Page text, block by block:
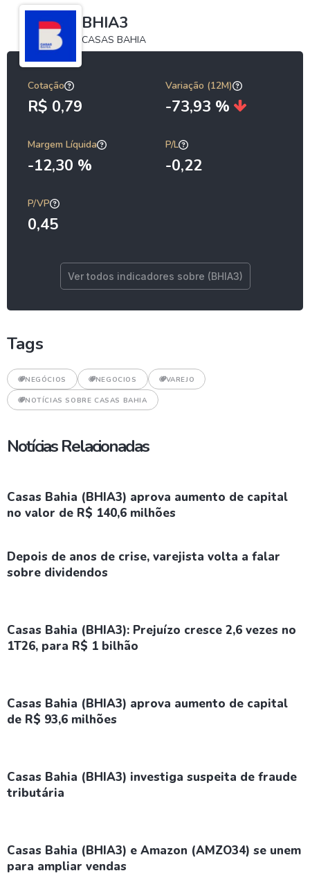
BHIA3
CASAS BAHIA
Cotação
R$ 0,79
Variação (12M)
-73,93 %
Margem Líquida
-12,30 %
P/L
-0,22
P/VP
0,45
Ver todos indicadores sobre (BHIA3)
Tags
NEGÓCIOS NEGOCIOS VAREJO
NOTÍCIAS SOBRE CASAS BAHIA
Notícias Relacionadas
Casas Bahia (BHIA3) aprova aumento de capital
no valor de R$ 140,6 milhões
Depois de anos de crise, varejista volta a falar
sobre dividendos
Casas Bahia (BHIA3): Prejuízo cresce 2,6 vezes no
1T26, para R$ 1 bilhão
Casas Bahia (BHIA3) aprova aumento de capital
de R$ 93,6 milhões
Casas Bahia (BHIA3) investiga suspeita de fraude
tributária
Casas Bahia (BHIA3) e Amazon (AMZO34) se unem
para ampliar vendas